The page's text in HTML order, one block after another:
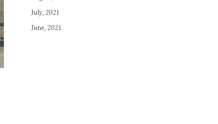
July, 2021
June, 2021